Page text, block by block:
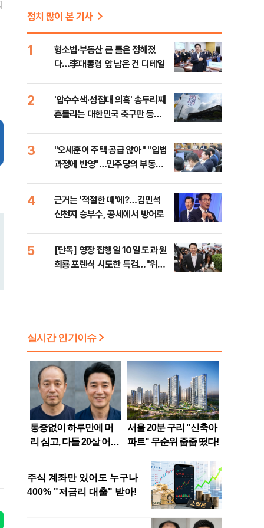
정치 많이 본 기사
1
형소법·부동산 큰 틀은 정해졌
다…李대통령 앞 남은 건 디테일
2
'압수수색·성접대 의혹' 송두리째
흔들리는 대한민국 축구판 등
3
"오세훈이 주택 공급 않아" "입법
과정에 반영"…민주당의 부동산
4
근거는 '적절한 때'에?…김민석
신천지 승부수, 공세에서 방어로
5
[단독] 영장 집행일 10일 도과 원
희룡 포렌식 시도한 특검…"위법